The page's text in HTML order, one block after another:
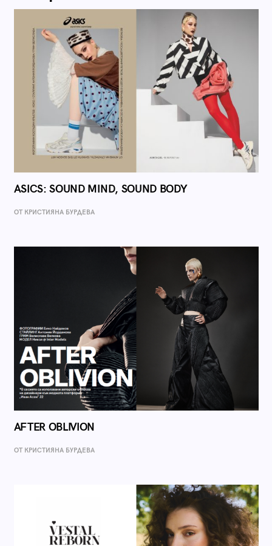
ASICS: SOUND MIND, SOUND BODY
ОТ КРИСТИЯНА БУРДЕВА
AFTER OBLIVION
ОТ КРИСТИЯНА БУРДЕВА